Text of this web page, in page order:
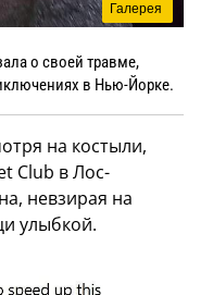
Галерея
о своей травме,
в Нью-Йорке.
на костыли,
Club в Лос-
невзирая на
улыбкой.